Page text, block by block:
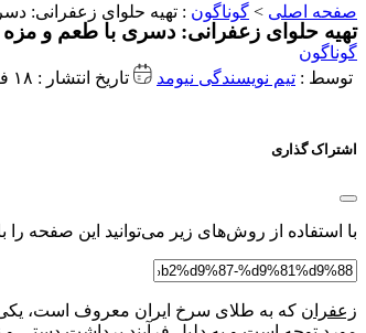
صفحه اصلی > گوناگون : تهیه حلوای زعفرانی:
تهیه حلوای زعفرانی: دسری با طعم و مزه
گوناگون
توسط : تیم نویسندگی نیومد تاریخ انتشار : ۱۸ فروردین ۱۴۰۳
اشتراک گذاری
با استفاده از روش‌های زیر می‌توانید این صفحه را
زعفران که به طلای سرخ ایران معروف است، یکی